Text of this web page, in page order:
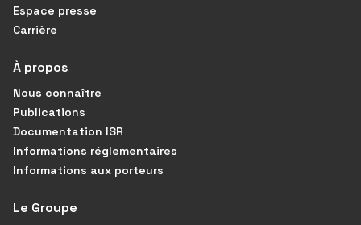
Espace presse
Carrière
À propos
Nous connaître
Publications
Documentation ISR
Informations réglementaires
Informations aux porteurs
Le Groupe